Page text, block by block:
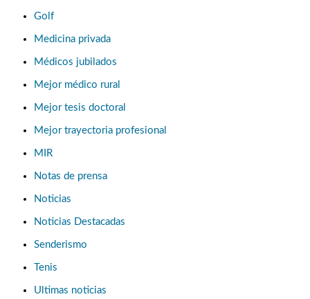
Golf
Medicina privada
Médicos jubilados
Mejor médico rural
Mejor tesis doctoral
Mejor trayectoria profesional
MIR
Notas de prensa
Noticias
Noticias Destacadas
Senderismo
Tenis
Ultimas noticias